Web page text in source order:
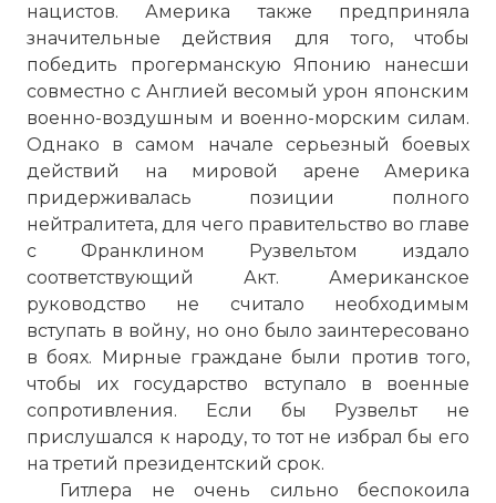
нацистов. Америка также предприняла
значительные действия для того, чтобы
победить прогерманскую Японию нанесши
совместно с Англией весомый урон японским
военно-воздушным и военно-морским силам.
Однако в самом начале серьезный боевых
действий на мировой арене Америка
придерживалась позиции полного
нейтралитета, для чего правительство во главе
с Франклином Рузвельтом издало
соответствующий Акт. Американское
руководство не считало необходимым
вступать в войну, но оно было заинтересовано
в боях. Мирные граждане были против того,
чтобы их государство вступало в военные
сопротивления. Если бы Рузвельт не
прислушался к народу, то тот не избрал бы его
на третий президентский срок.
Гитлера не очень сильно беспокоила